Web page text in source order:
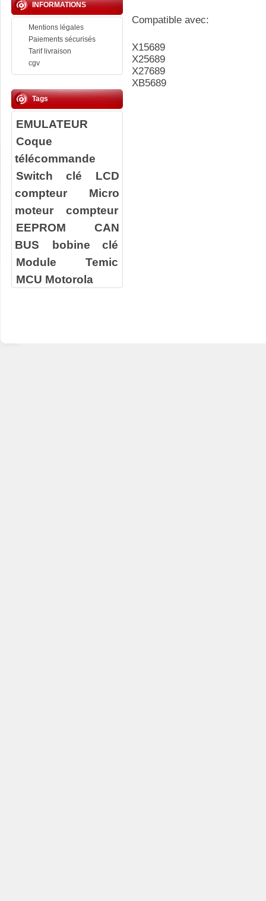
INFORMATIONS
Mentions légales
Paiements sécurisés
Tarif livraison
cgv
Tags
EMULATEUR
Coque
télécommande
Switch clé
LCD
compteur
Micro
moteur compteur
EEPROM
CAN
BUS
bobine clé
Module Temic
MCU Motorola
Compatible avec:
X15689
X25689
X27689
XB5689